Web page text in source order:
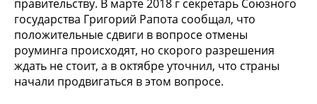
правительству. В марте 2018 г секретарь Союзного
государства Григорий Рапота сообщал, что
положительные сдвиги в вопросе отмены
роуминга происходят, но скорого разрешения
ждать не стоит, а в октябре уточнил, что страны
начали продвигаться в этом вопросе.